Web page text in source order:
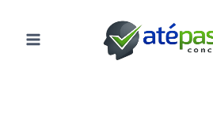
para